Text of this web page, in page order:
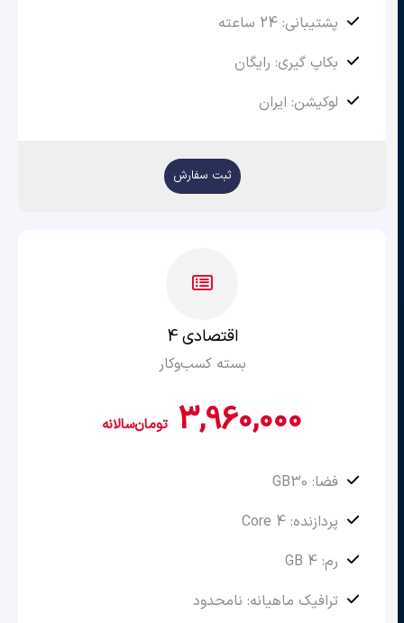
پشتیبانی: 24 ساعته
بکاپ گیری: رایگان
لوکیشن: ایران
ثبت سفارش
اقتصادی 4
بسته کسب‌وکار
3,960,000 تومانسالانه
فضا: GB30
پردازنده: 4 Core
رم: 4 GB
ترافیک ماهیانه: نامحدود